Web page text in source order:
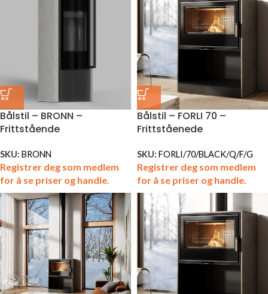
Bålstil – BRONN –
Frittstående
SKU: BRONN
Registrer deg som medlem
for å se priser og handle.
Bålstil – FORLI 70 –
Frittståenede
SKU: FORLI/70/BLACK/Q/F/G
Registrer deg som medlem
for å se priser og handle.